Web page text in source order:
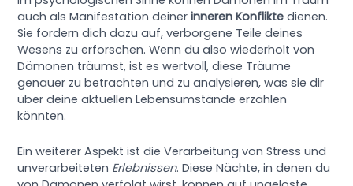
auch als Manifestation deinerinneren Konflikte dienen.
Sie fordern dich dazu auf, verborgene Teile deines
Wesens zu erforschen. Wenn du also wiederholt von
Dämonen träumst, ist es wertvoll, diese Träume
genauer zu betrachten und zu analysieren, was sie dir
über deine aktuellen Lebensumstände erzählen
könnten.
Ein weiterer Aspekt ist die Verarbeitung von Stress und
unverarbeiteten Erlebnissen. Diese Nächte, in denen du